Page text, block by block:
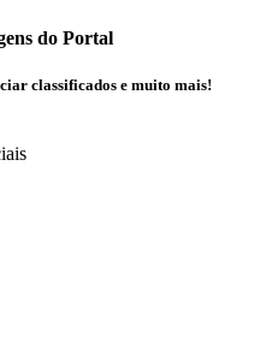
do Portal
classificados e muito mais!